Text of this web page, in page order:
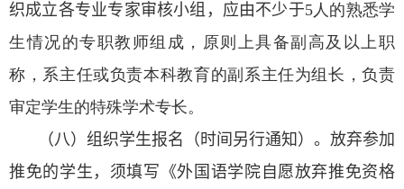
织成立各专业专家审核小组，应由不少于5人的熟悉学
生情况的专职教师组成，原则上具备副高及以上职
称，系主任或负责本科教育的副系主任为组长，负责
审定学生的特殊学术专长。
（八） 组织学生报名（时间另行通知）。放弃参加
推免的学生，须填写《外国语学院自愿放弃推免资格